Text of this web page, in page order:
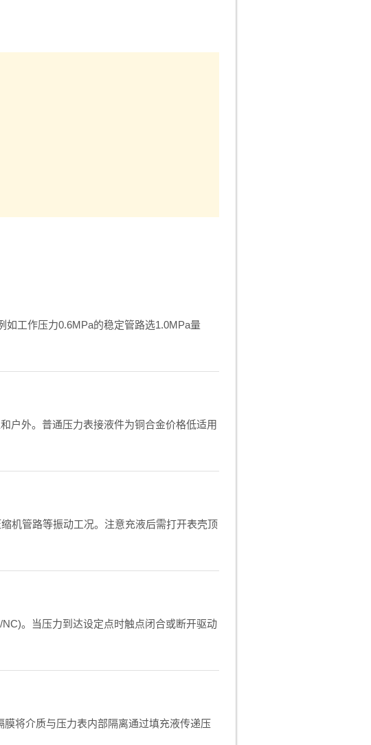
如工作压力0.6MPa的稳定管路选1.0MPa量
户外。普通压力表接液件为铜合金价格低适用
机管路等振动工况。注意充液后需打开表壳顶
。当压力到达设定点时触点闭合或断开驱动
将介质与压力表内部隔离通过填充液传递压